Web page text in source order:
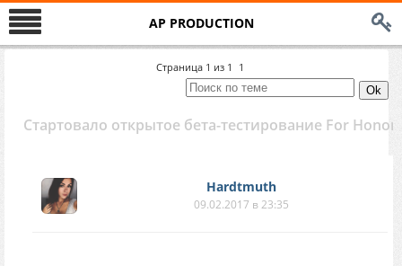
AP PRODUCTION
Страница 1 из 1 1
Стартовало открытое бета-тестирование For Honor
Hardtmuth
09.02.2017 в 23:35